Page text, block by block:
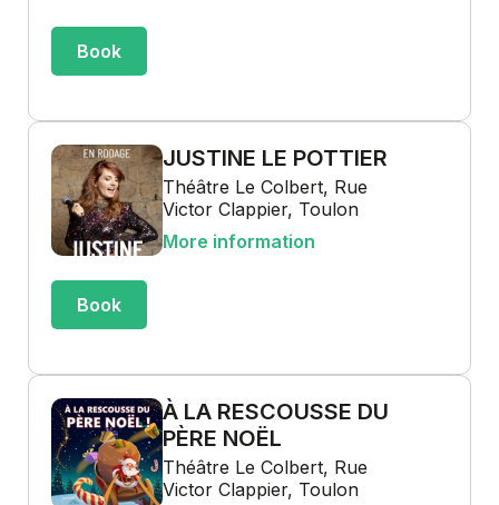
Book
JUSTINE LE POTTIER
Théâtre Le Colbert, Rue
Victor Clappier, Toulon
More information
Book
À LA RESCOUSSE DU
PÈRE NOËL
Théâtre Le Colbert, Rue
Victor Clappier, Toulon